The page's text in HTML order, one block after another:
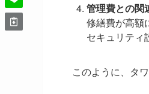
管理費との関
修繕費が高額
セキュリティ
このように、タ